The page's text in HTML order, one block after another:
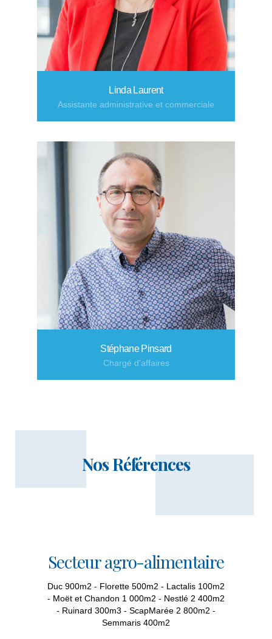
Linda Laurent
Assistante administrative et commerciale
Stéphane Pinsard
Chargé d'affaires
Nos Références
Secteur agro-alimentaire
Duc 900m2 - Florette 500m2 - Lactalis 100m2
- Moët et Chandon 1 000m2 - Nestlé 2 400m2
- Ruinard 300m3 - ScapMarée 2 800m2 -
Semmaris 400m2